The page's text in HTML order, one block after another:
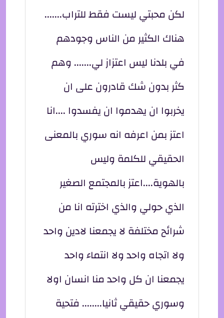
لكن محبتي ليست فقط للتراب.......
هناك الكثير من الناس وجودهم
في بلدنا ليس اعتزاز لي....... وهم
كثر بدون شك قادرون على ان
يخربوا ان يهدموا ان يفسدوا ....انا
اعتز بمن اعرفه انه سوري بالمعنى
الحقيقي للكلمة وليس
بالهوية....اعتز بالمجتمع الصغير
الذي حولي والذي اخترته انا من
شرائح مختلفة لا يجمعنا لادين واحد
ولا اتجاه واحد ولا انتماء واحد
يجمعنا ان كل واحد منا انسان اولا
وسوري حقيقي ثانيا........ فتحية